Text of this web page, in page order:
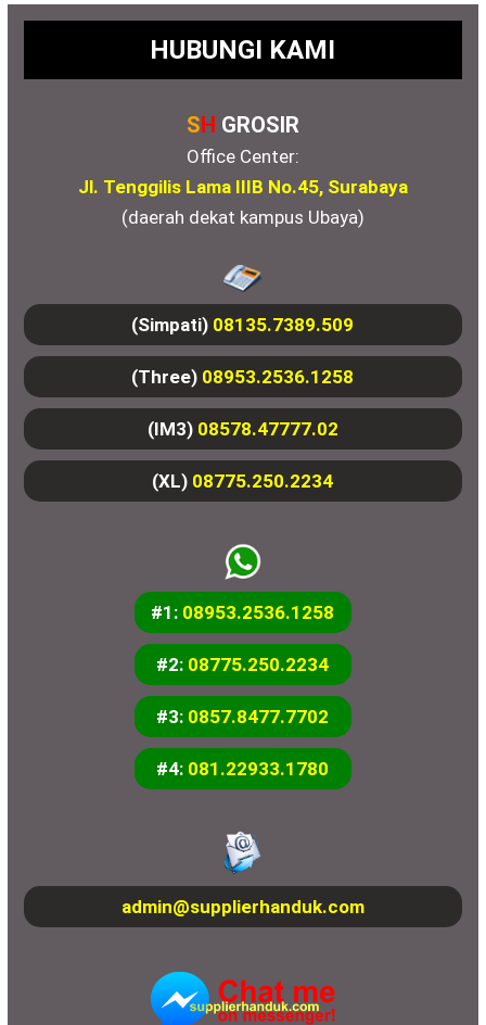
HUBUNGI KAMI
SH GROSIR
Office Center:
Jl. Tenggilis Lama IIIB No.45, Surabaya
(daerah dekat kampus Ubaya)
(Simpati) 08135.7389.509
(Three) 08953.2536.1258
(IM3) 08578.47777.02
(XL) 08775.250.2234
#1: 08953.2536.1258
#2: 08775.250.2234
#3: 0857.8477.7702
#4: 081.22933.1780
admin@supplierhanduk.com